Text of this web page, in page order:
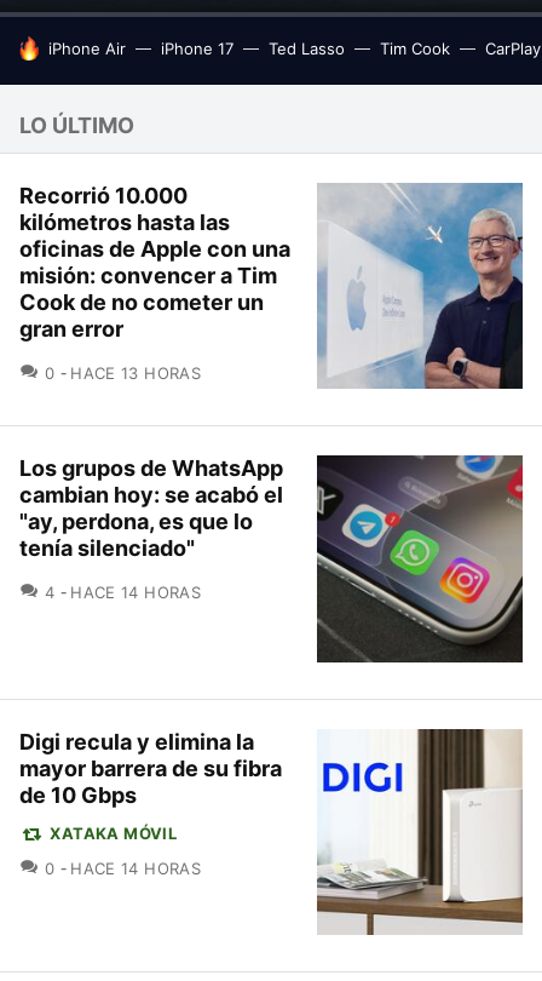
HOY SE HABLA DE
iPhone Air iPhone 17 Ted Lasso Tim Cook CarPlay
LO ÚLTIMO
Recorrió 10.000
kilómetros hasta las
oficinas de Apple con una
misión: convencer a Tim
Cook de no cometer un
gran error
0 COMENTARIOS
HACE 13 HORAS
Los grupos de WhatsApp
cambian hoy: se acabó el
"ay, perdona, es que lo
tenía silenciado"
4 COMENTARIOS
HACE 14 HORAS
Digi recula y elimina la
mayor barrera de su fibra
de 10 Gbps
XATAKA MÓVIL
0 COMENTARIOS
HACE 14 HORAS